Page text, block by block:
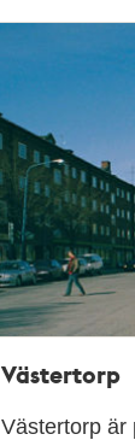
Västertorp
Västertorp är